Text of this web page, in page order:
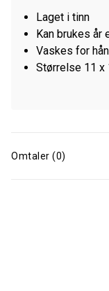
Laget i tinn
Kan brukes år
Vaskes for
Størrelse 11 x
Omtaler (0)